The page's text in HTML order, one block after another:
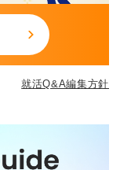
就活Q&A編集方針